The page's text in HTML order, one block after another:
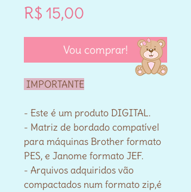
R$ 15,00
Vou comprar!
IMPORTANTE
- Este é um produto DIGITAL.
- Matriz de bordado compatível
para máquinas Brother formato
PES, e Janome formato JEF.
- Arquivos adquiridos vão
compactados num formato zip,é